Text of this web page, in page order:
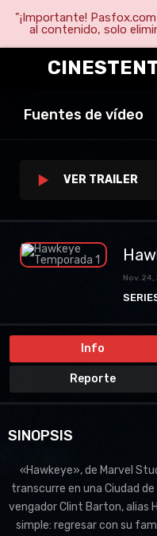
"¡Importante!
al contenido, solo
Fuentes de vídeo
VER TRAILER
Nov. 24,
Info
Reporte
SINOPSIS
«Hawkeye», de Marvel
transcurre en una Ciudad
vengador Clint Barton, alias
simple: regresar con su